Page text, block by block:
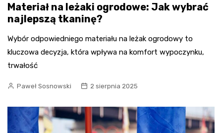
Materiał na leżaki ogrodowe: Jak wybrać
najlepszą tkaninę?
Wybór odpowiedniego materiału na leżak ogrodowy to
kluczowa decyzja, która wpływa na komfort wypoczynku,
trwałość
Paweł Sosnowski 2 sierpnia 2025